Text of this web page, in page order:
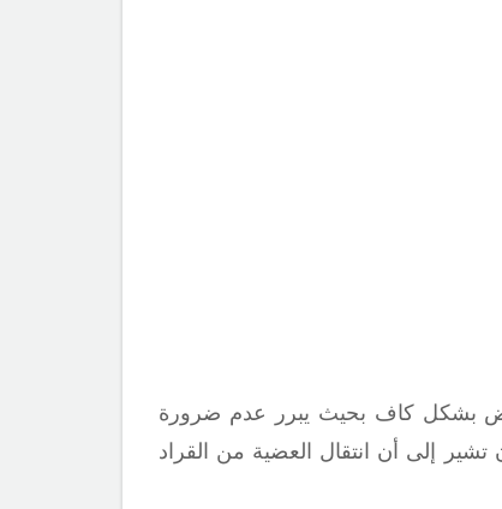
بشكل كاف بحيث يبرر عدم ضرورة
تشير إلى أن انتقال العضية من القراد